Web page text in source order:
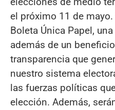
el próximo 11 de
Boleta Única Papel,
además de un
transparencia que
nuestro sistema
las fuerzas políticas
elección. Además,